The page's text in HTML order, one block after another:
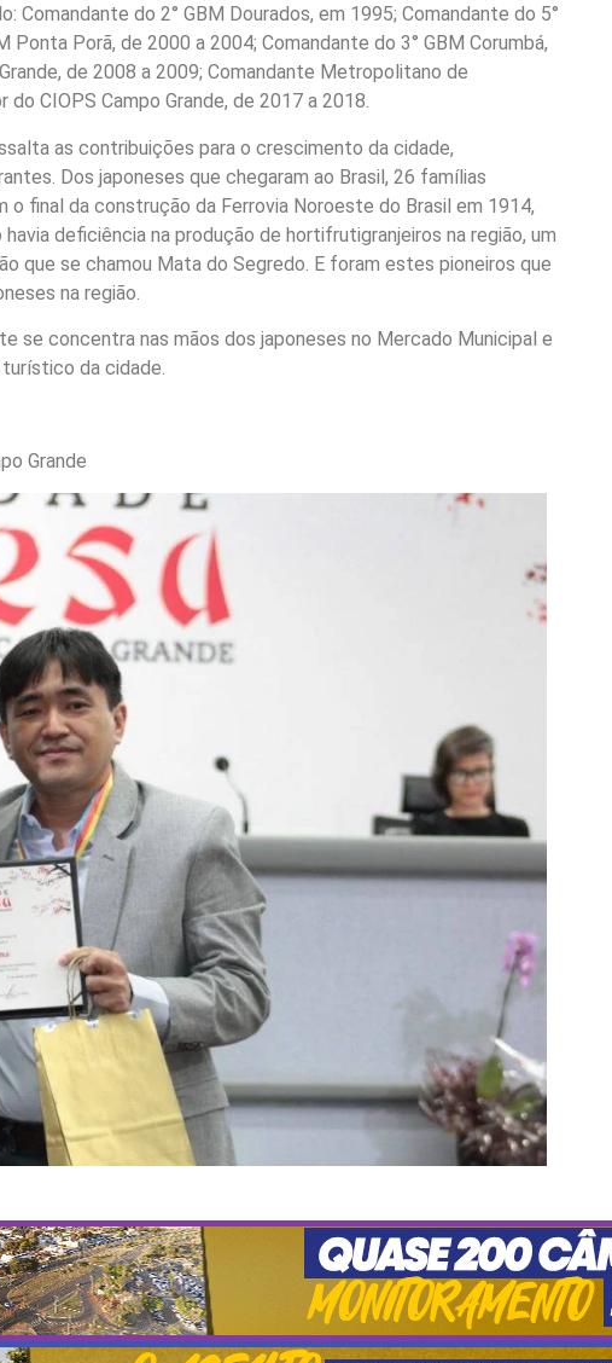
Comandante do 2° GBM Dourados, em 1995; Comandante do 5°
Porã, de 2000 a 2004; Comandante do 3° GBM Corumbá,
de 2008 a 2009; Comandante Metropolitano de
CIOPS Campo Grande, de 2017 a 2018.
as contribuições para o crescimento da cidade,
Dos japoneses que chegaram ao Brasil, 26 famílias
final da construção da Ferrovia Noroeste do Brasil em 1914,
deficiência na produção de hortifrutigranjeiros na região, um
que se chamou Mata do Segredo. E foram estes pioneiros que
na região.
se concentra nas mãos dos japoneses no Mercado Municipal e
da cidade.
Grande